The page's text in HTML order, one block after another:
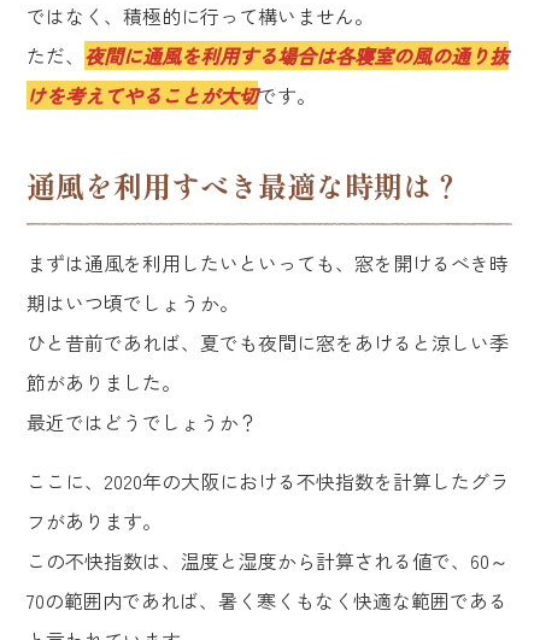
ではなく、積極的に行って構いません。
ただ、 夜間に通風を利用する場合は各寝室の風の通り抜
けを考えてやることが大切です。
通風を利用すべき最適な時期は？
まずは通風を利用したいといっても、窓を開けるべき時
期はいつ頃でしょうか。
ひと昔前であれば、夏でも夜間に窓をあけると涼しい季
節がありました。
最近ではどうでしょうか？
ここに、2020年の大阪における不快指数を計算したグラ
フがあります。
この不快指数は、温度と湿度から計算される値で、60～
70の範囲内であれば、暑く寒くもなく快適な範囲である